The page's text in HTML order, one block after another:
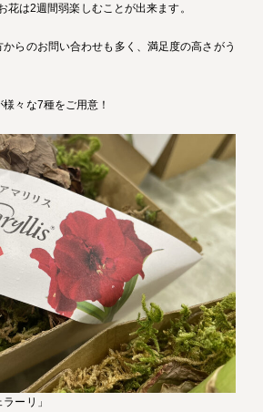
花は2週間弱楽しむことが出来ます。
らのお問い合わせも多く、満足度の高さがう
々な7種をご用意！
ーリ」